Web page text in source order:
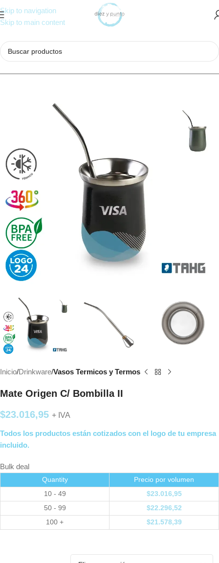
Skip to navigation
Skip to main content
Inicio Drinkware Vasos Termicos y Termos
Mate Origen C/ Bombilla II
$23.016,95 + IVA
Todos los productos están cotizados con el logo de tu empresa
incluido.
Bulk deal
Quantity
Precio por volumen
10 - 49
$23.016,95
50 - 99
$22.296,52
100 +
$21.578,39